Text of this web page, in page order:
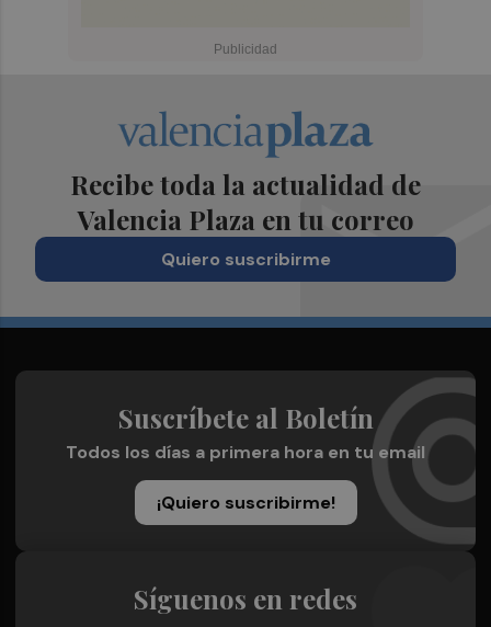
Recibe toda la actualidad de
Valencia Plaza en tu correo
Quiero suscribirme
Suscríbete al Boletín
Todos los días a primera hora en tu email
¡Quiero suscribirme!
Síguenos en redes